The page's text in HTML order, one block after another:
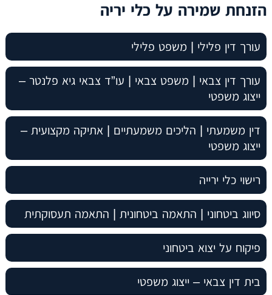
הזנחת שמירה על כלי יריה
עורך דין פלילי | משפט פלילי
עורך דין צבאי | משפט צבאי | עו”ד צבאי גיא פלנטר –
ייצוג משפטי
דין משמעתי | הליכים משמעתיים | אתיקה מקצועית –
ייצוג משפטי
רישוי כלי ירייה
סיווג ביטחוני | התאמה ביטחונית | התאמה תעסוקתית
פיקוח על יצוא ביטחוני
בית דין צבאי – ייצוג משפטי